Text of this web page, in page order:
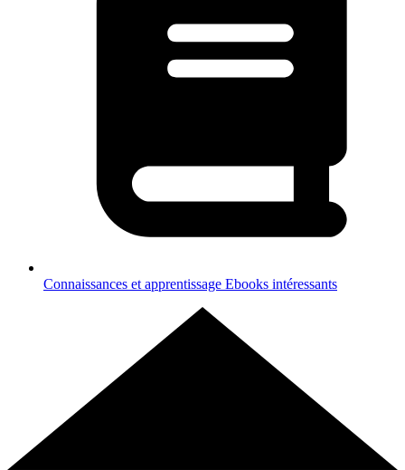
Connaissances et apprentissage Ebooks intéressants